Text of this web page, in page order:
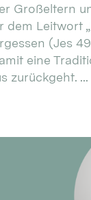
Großeltern
dem Leitwort
(Jes
eine
zurückgeht. ...